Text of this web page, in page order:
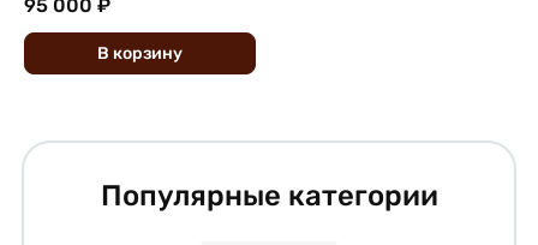
95 000 ₽
В корзину
Популярные категории